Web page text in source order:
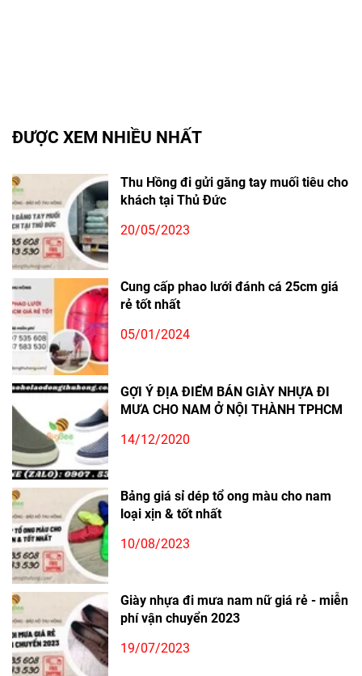
ĐƯỢC XEM NHIỀU NHẤT
Thu Hồng đi gửi găng tay muối tiêu cho
khách tại Thủ Đức
20/05/2023
Cung cấp phao lưới đánh cá 25cm giá
rẻ tốt nhất
05/01/2024
GỢI Ý ĐỊA ĐIỂM BÁN GIÀY NHỰA ĐI
MƯA CHO NAM Ở NỘI THÀNH TPHCM
14/12/2020
Bảng giá sỉ dép tổ ong màu cho nam
loại xịn & tốt nhất
10/08/2023
Giày nhựa đi mưa nam nữ giá rẻ - miễn
phí vận chuyển 2023
19/07/2023